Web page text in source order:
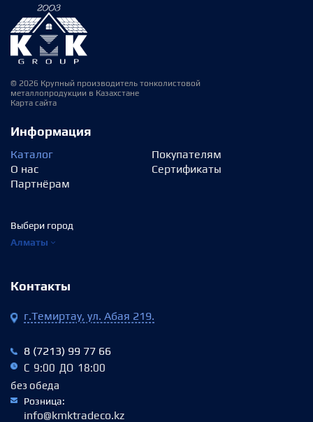
© 2026 Крупный производитель тонколистовой
металлопродукции в Казахстане
Карта сайта
Информация
Каталог
О нас
Партнёрам
Покупателям
Сертификаты
Выбери город
Алматы
Контакты
г.Темиртау, ул. Абая 219.
8 (7213) 99 77 66
С 9:00 ДО 18:00
без обеда
Розница:
info@kmktradeco.kz